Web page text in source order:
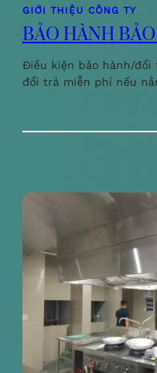
GIỚI THIỆU CÔNG TY
BẢO HÀNH
Điều kiện bảo hành/đổi
đổi trả miễn phí nếu